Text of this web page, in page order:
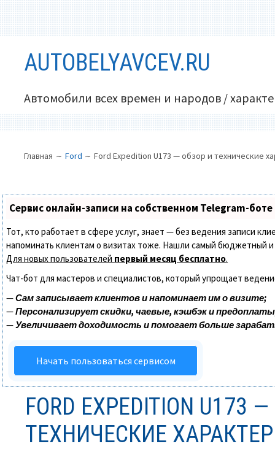
содержимомуAUTOBELYAVCEV.RU
Автомобили всех времен и народов /
МЕНЮ
САЙТЕ
(ХЛЕБНЫЕ
КРОШКИ)
Главная Ford Ford Expedition U173 — обзор и технические
Сервис онлайн-записи на собственном Telegram-боте
Тот, кто работает в сфере услуг, знает — без ведения записи
напоминать клиентам о визитах тоже. Нашли самый бюджетный
Для новых пользователей первый месяц бесплатно.
Чат-бот для мастеров и специалистов, который упрощает
—Сам записывает клиентов и напоминает им о визите;
—Персонализирует скидки, чаевые, кэшбэк и
—Увеличивает доходимость и помогает больше
Начать пользоваться сервисом
FORD EXPEDITION U173
ТЕХНИЧЕСКИЕ